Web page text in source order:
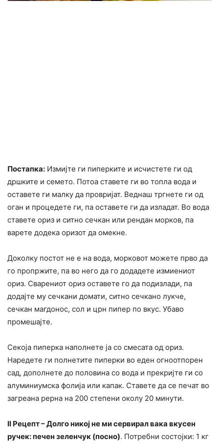
Постапка: Измијте ги пиперките и исчистете ги од
дршките и семето. Потоа ставете ги во топла вода и
оставете ги малку да провријат. Веднаш тргнете ги од
оган и процедете ги, па оставете ги да изладат. Во вода
ставете ориз и ситно сечкан или рендан морков, па
варете додека оризот да омекне.
Доколку постот не е на вода, морковот можете прво да
го пропржите, па во него да го додадете измиениот
ориз. Сварениот ориз оставете го да подизлади, па
додајте му сечкани домати, ситно сечкано лукче,
сечкан магдонос, сол и црн пипер по вкус. Убаво
промешајте.
Секоја пиперка наполнете ја со смесата од ориз.
Наредете ги полнетите пиперки во еден огноотпорен
сад, дополнете до половина со вода и прекријте ги со
алуминиумска фолија или капак. Ставете да се печат во
загреана рерна на 200 степени околу 20 минути.
II Рецепт – Долго никој не ми сервирал вака вкусен
ручек: печен зеленчук (посно). Потребни состојки: 1 кг